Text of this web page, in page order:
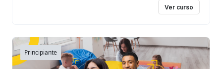
Ver curso
Principiante